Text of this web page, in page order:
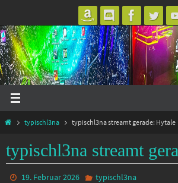
Inhalt
springen
Starttypischl3na typischl3na streamt gerade: Hytale
typischl3na streamt
19. Februar 2026 typischl3na